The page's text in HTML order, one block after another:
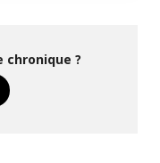
chronique ?